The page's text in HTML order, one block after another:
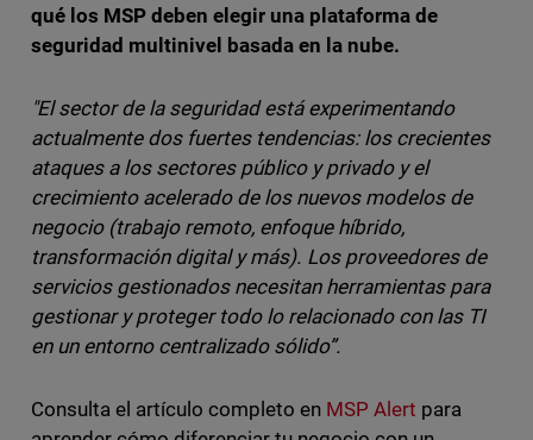
qué los MSP deben elegir una plataforma de
seguridad multinivel basada en la nube.
"El sector de la seguridad está experimentando
actualmente dos fuertes tendencias: los crecientes
ataques a los sectores público y privado y el
crecimiento acelerado de los nuevos modelos de
negocio (trabajo remoto, enfoque híbrido,
transformación digital y más). Los proveedores de
servicios gestionados necesitan herramientas para
gestionar y proteger todo lo relacionado con las TI
en un entorno centralizado sólido”.
Consulta el artículo completo en MSP Alert para